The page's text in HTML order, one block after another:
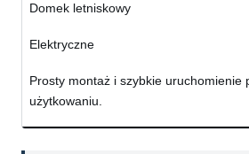
Domek letniskowy
Elektryczne
Prosty montaż i szybkie uruchomienie
użytkowaniu.